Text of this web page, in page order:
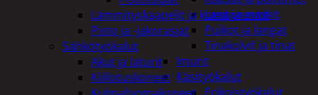
Lasit ja maskit
Puikot ja langat
Tinakolvit ja tinat
Imurit
Käsityökalut
Lämmityskaapelit ja komponentit
Pisto ja -jakorasiat
Sähkötyökalut
Akut ja laturit
Kiillotuskoneet